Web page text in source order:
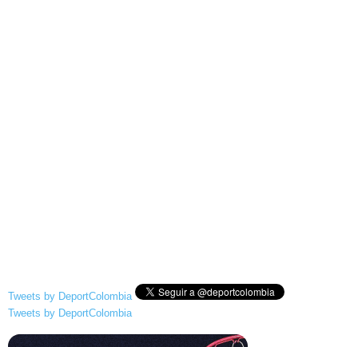
Tweets by DeportColombia
Tweets by DeportColombia